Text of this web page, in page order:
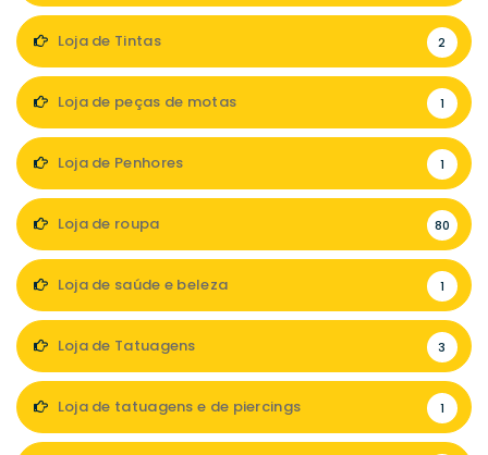
Loja de Tintas 2
Loja de peças de motas 1
Loja de Penhores 1
Loja de roupa 80
Loja de saúde e beleza 1
Loja de Tatuagens 3
Loja de tatuagens e de piercings 1